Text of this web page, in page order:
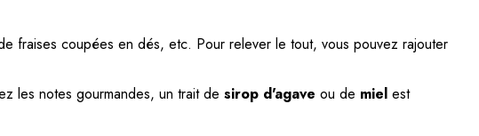
fraises coupées en dés, etc. Pour relever le tout, vous pouvez rajouter
les notes gourmandes, un trait de sirop d'agave ou de miel est